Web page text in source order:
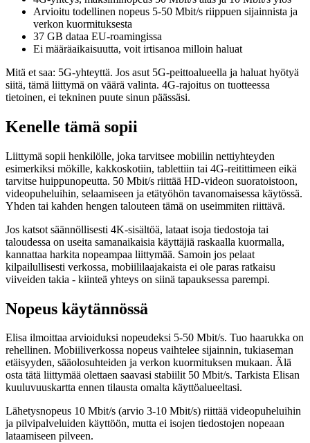
Arvioitu todellinen nopeus 5-50 Mbit/s riippuen sijainnista ja
verkon kuormituksesta
37 GB dataa EU-roamingissa
Ei määräaikaisuutta, voit irtisanoa milloin haluat
Mitä et saa: 5G-yhteyttä. Jos asut 5G-peittoalueella ja haluat hyötyä
siitä, tämä liittymä on väärä valinta. 4G-rajoitus on tuotteessa
tietoinen, ei tekninen puute sinun päässäsi.
Kenelle tämä sopii
Liittymä sopii henkilölle, joka tarvitsee mobiilin nettiyhteyden
esimerkiksi mökille, kakkoskotiin, tablettiin tai 4G-reitittimeen eikä
tarvitse huippunopeutta. 50 Mbit/s riittää HD-videon suoratoistoon,
videopuheluihin, selaamiseen ja etätyöhön tavanomaisessa käytössä.
Yhden tai kahden hengen talouteen tämä on useimmiten riittävä.
Jos katsot säännöllisesti 4K-sisältöä, lataat isoja tiedostoja tai
taloudessa on useita samanaikaisia käyttäjiä raskaalla kuormalla,
kannattaa harkita nopeampaa liittymää. Samoin jos pelaat
kilpailullisesti verkossa, mobiililaajakaista ei ole paras ratkaisu
viiveiden takia - kiinteä yhteys on siinä tapauksessa parempi.
Nopeus käytännössä
Elisa ilmoittaa arvioiduksi nopeudeksi 5-50 Mbit/s. Tuo haarukka on
rehellinen. Mobiiliverkossa nopeus vaihtelee sijainnin, tukiaseman
etäisyyden, sääolosuhteiden ja verkon kuormituksen mukaan. Älä
osta tätä liittymää olettaen saavasi stabiilit 50 Mbit/s. Tarkista Elisan
kuuluvuuskartta ennen tilausta omalta käyttöalueeltasi.
Lähetysnopeus 10 Mbit/s (arvio 3-10 Mbit/s) riittää videopuheluihin
ja pilvipalveluiden käyttöön, mutta ei isojen tiedostojen nopeaan
lataamiseen pilveen.